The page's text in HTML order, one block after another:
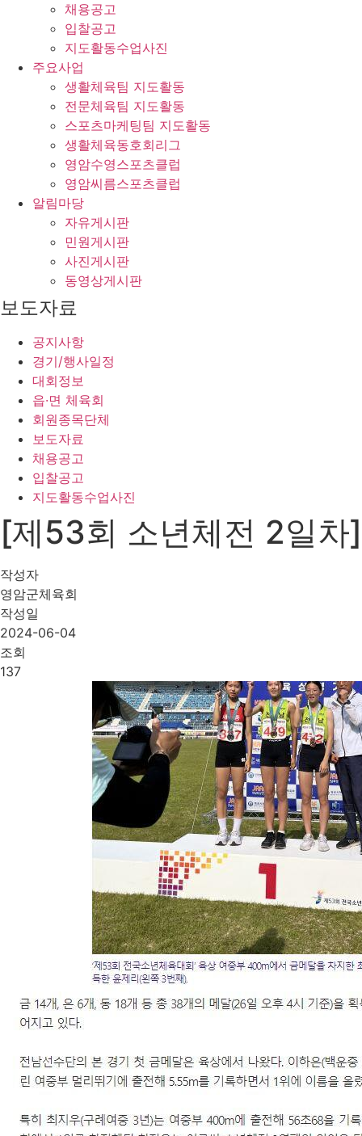
채용공고
입찰공고
지도활동수업사진
주요사업
생활체육팀 지도활동
전문체육팀 지도활동
스포츠마케팅팀 지도활동
생활체육동호회리그
영암수영스포츠클럽
영암씨름스포츠클럽
알림마당
자유게시판
민원게시판
사진게시판
동영상게시판
보도자료
공지사항
경기/행사일정
대회정보
읍·면 체육회
회원종목단체
보도자료
채용공고
입찰공고
지도활동수업사진
[제53회 소년체전 2일차
작성자
영암군체육회
작성일
2024-06-04
조회
137